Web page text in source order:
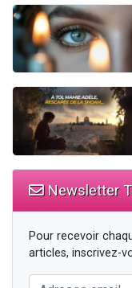
Newsletter
Pour recevoir
articles, inscrivez-